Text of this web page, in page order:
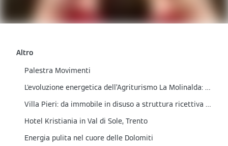
Altro
Palestra Movimenti
L'evoluzione energetica dell’Agriturismo La Molinalda: un impianto fotovoltaico all'avanguardia
Villa Pieri: da immobile in disuso a struttura ricettiva sostenibile
Hotel Kristiania in Val di Sole, Trento
Energia pulita nel cuore delle Dolomiti